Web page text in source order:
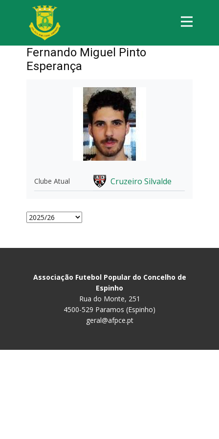
Fernando Miguel Pinto
Esperança
Clube Atual Cruzeiro Silvalde
Associação Futebol Popular do Concelho de
Espinho
Rua do Monte, 251
4500-529 Paramos (Espinho)
geral@afpce.pt